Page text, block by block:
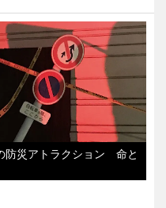
防災アトラクション 命と